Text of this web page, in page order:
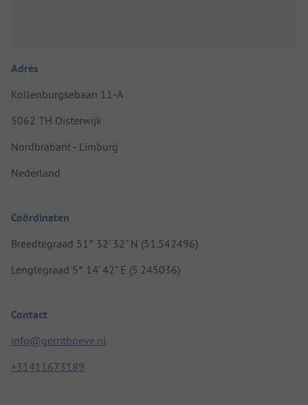
Adres
Kollenburgsebaan 11-A
5062 TH Oisterwijk
Nordbrabant - Limburg
Nederland
Coördinaten
Breedtegraad 51° 32' 32" N (51.542496)
Lengtegraad 5° 14' 42" E (5.245036)
Contact
info@gerrithoeve.nl
+31411673189